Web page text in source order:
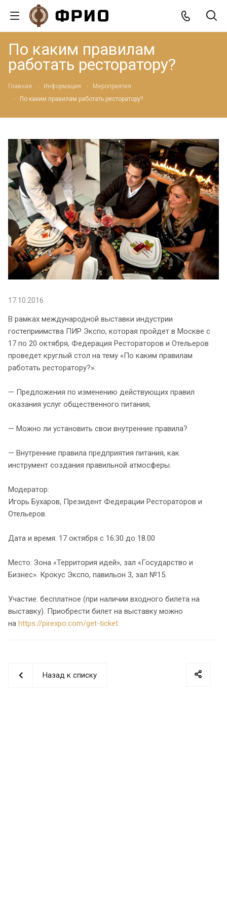
По каким правилам
работать ресторатору?
Главная Информация
Мероприятия
По каким правилам работать ресторатору?
17.10.2016
В рамках международной выставки индустрии
гостеприимства ПИР Экспо, которая пройдет в Москве с
17 по 20 октября, Федерация Рестораторов и Отельеров
проведет круглый стол на тему «По каким правилам
работать ресторатору?»:
— Предложения по изменению действующих правил
оказания услуг общественного питания;
— Можно ли установить свои внутренние правила?
— Внутренние правила предприятия питания, как
инструмент создания правильной атмосферы.
Модератор:
Игорь Бухаров, Президент Федерации Рестораторов и
Отельеров.
Дата и время: 17 октября с 16:30 до 18.00
Место: Зона «Территория идей», зал «Государство и
Бизнес». Крокус Экспо, павильон 3, зал №15.
Участие: бесплатное (при наличии входного билета на
выставку). Приобрести билет на выставку можно
на https://pirexpo.com/get-ticket
Назад к списку